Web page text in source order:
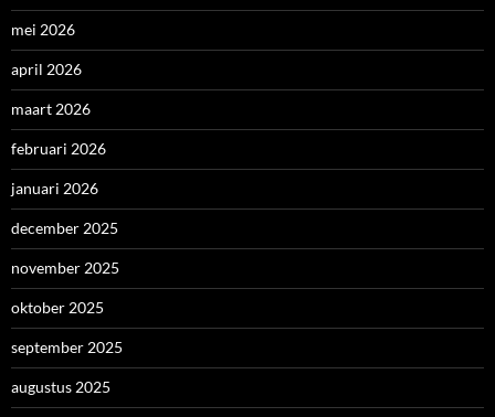
mei 2026
april 2026
maart 2026
februari 2026
januari 2026
december 2025
november 2025
oktober 2025
september 2025
augustus 2025